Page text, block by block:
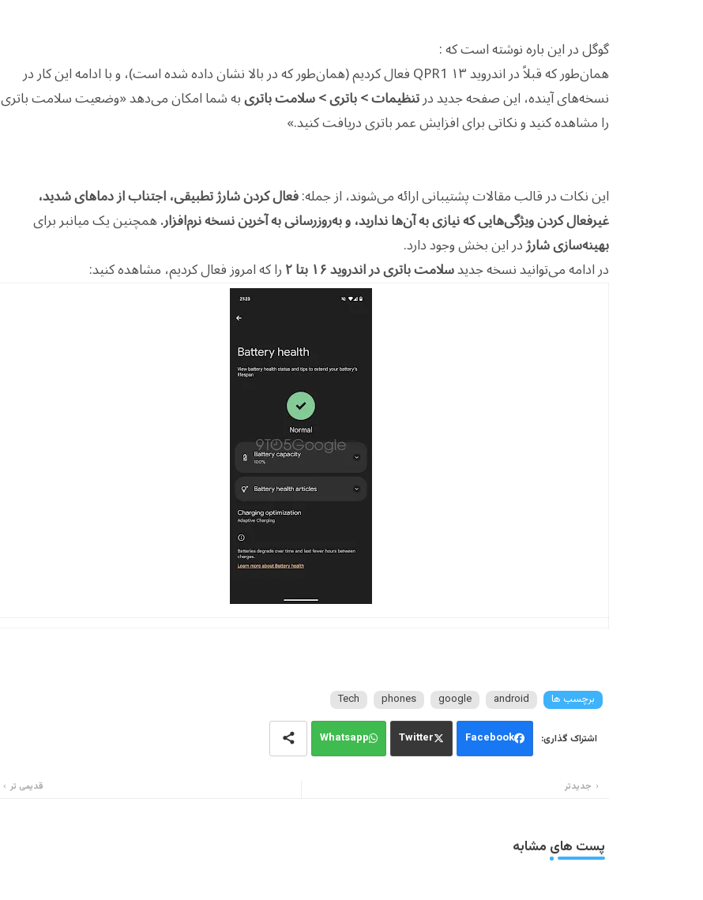
گوگل در این باره نوشته است که :
همان‌طور که قبلاً در اندروید ۱۳ QPR1 فعال کردیم (همان‌طور که در بالا نشان داده شده است)، و با ادامه این کار در
نسخه‌های آینده، این صفحه جدید درتنظیمات > باتری > سلامت باتریبه شما امکان می‌دهد «وضعیت سلامت باتری
را مشاهده کنید و نکاتی برای افزایش عمر باتری دریافت کنید.»
این نکات در قالب مقالات پشتیبانی ارائه می‌شوند، از جمله:فعال کردن شارژ تطبیقی، اجتناب از دماهای شدید،
غیرفعال کردن ویژگی‌هایی که نیازی به آن‌ها ندارید، و به‌روزرسانی به آخرین نسخه نرم‌افزار.همچنین یک میانبر برای
بهینه‌سازی شارژدر این بخش وجود دارد.
در ادامه می‌توانید نسخه جدیدسلامت باتری در اندروید ۱۶ بتا ۲ را که امروز فعال کردیم، مشاهده کنید:
برچسب ها android
google
phones
Tech
Facebook
Twitter
Whatsapp
جدیدتر قدیمی تر
پست های مشابه